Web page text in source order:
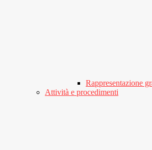
Rappresentazione
Attività e procedimenti